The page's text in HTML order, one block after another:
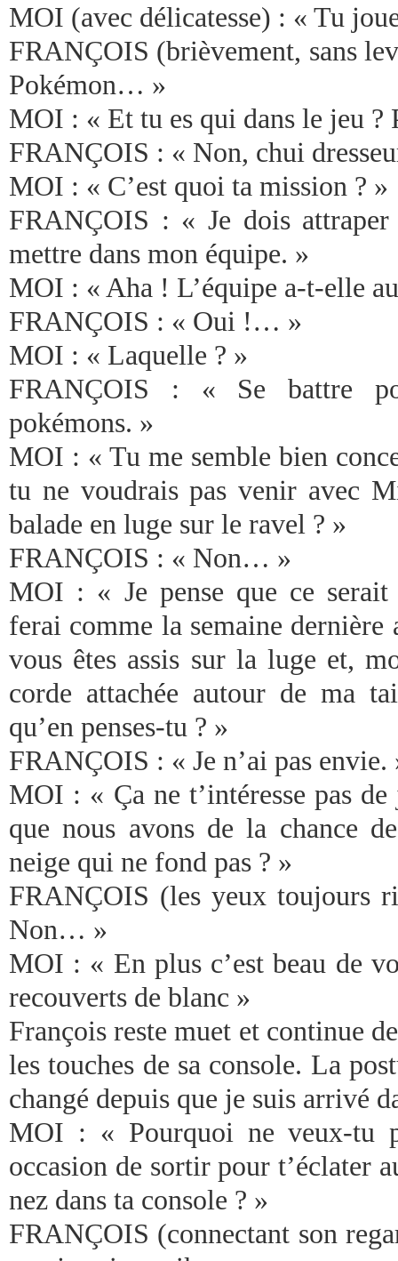
MOI (avec délicatesse) : « Tu
FRANÇOIS (brièvement, sans
Pokémon… »
MOI : « Et tu es qui dans le jeu ?
FRANÇOIS : « Non, chui
MOI : « C’est quoi ta mission ? »
FRANÇOIS : « Je dois attraper
mettre dans mon équipe. »
MOI : « Aha ! L’équipe a-t-elle
FRANÇOIS : « Oui !… »
MOI : « Laquelle ? »
FRANÇOIS : « Se battre
pokémons. »
MOI : « Tu me semble bien
tu ne voudrais pas venir avec
balade en luge sur le ravel ? »
FRANÇOIS : « Non… »
MOI : « Je pense que ce serait
ferai comme la semaine
vous êtes assis sur la luge et,
corde attachée autour de ma
qu’en penses-tu ? »
FRANÇOIS : « Je n’ai pas envie.
MOI : « Ça ne t’intéresse pas
que nous avons de la chance
neige qui ne fond pas ? »
FRANÇOIS (les yeux toujours
Non… »
MOI : « En plus c’est beau de
recouverts de blanc »
François reste muet et continue
les touches de sa console. La
changé depuis que je suis arrivé
MOI : « Pourquoi ne veux-tu
occasion de sortir pour t’éclater
nez dans ta console ? »
FRANÇOIS (connectant son